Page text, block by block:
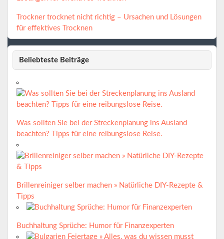
Trockner trocknet nicht richtig – Ursachen und Lösungen
für effektives Trocknen
Beliebteste Beiträge
Was sollten Sie bei der Streckenplanung ins Ausland
beachten? Tipps für eine reibungslose Reise.
Brillenreiniger selber machen » Natürliche DIY-Rezepte &
Tipps
Buchhaltung Sprüche: Humor für Finanzexperten